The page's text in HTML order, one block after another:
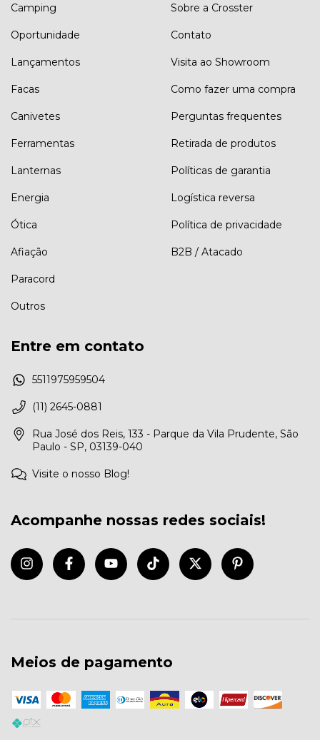
Camping
Oportunidade
Lançamentos
Facas
Canivetes
Ferramentas
Lanternas
Energia
Ótica
Afiação
Paracord
Outros
Sobre a Crosster
Contato
Visita ao Showroom
Como fazer uma compra
Perguntas frequentes
Retirada de produtos
Políticas de garantia
Logística reversa
Política de privacidade
B2B / Atacado
Entre em contato
5511975959504
(11) 2645-0881
Rua José dos Reis, 133 - Parque da Vila Prudente, São
Paulo - SP, 03139-040
Visite o nosso Blog!
Acompanhe nossas redes sociais!
Meios de pagamento